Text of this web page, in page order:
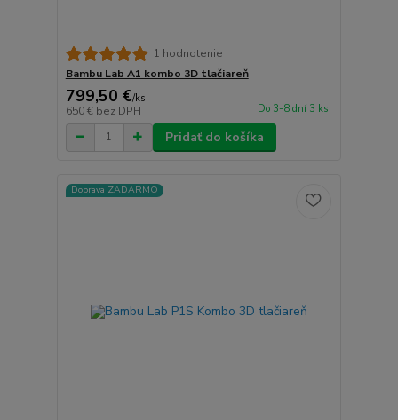
1 hodnotenie
Bambu Lab A1 kombo 3D tlačiareň
799,50 €/ks
650 € bez DPH Do 3-8 dní 3 ks
Pridať do košíka
Doprava ZADARMO